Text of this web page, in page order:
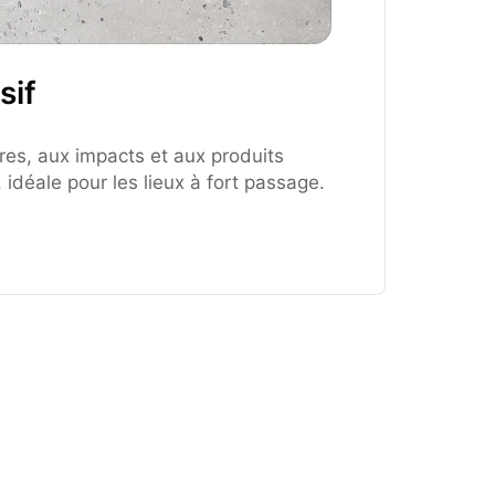
aux impacts et aux produits
idéale pour les lieux à fort passage.